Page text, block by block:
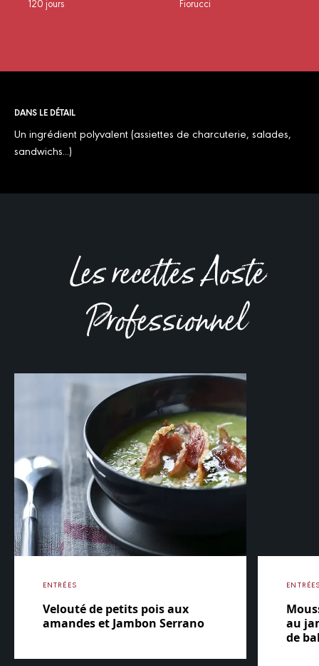
120 jours Fiorucci
DANS LE DÉTAIL
Un ingrédient polyvalent (assiettes de charcuterie, salades,
sandwichs...)
Les recettes Aoste
Professionnel
ENTRÉES
Velouté de petits pois aux
amandes et Jambon Serrano
au
de